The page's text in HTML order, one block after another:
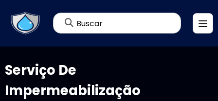
Buscar
Serviço De
Impermeabilização